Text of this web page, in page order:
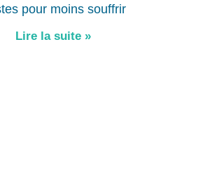
pour moins souffrir
Lire la suite »